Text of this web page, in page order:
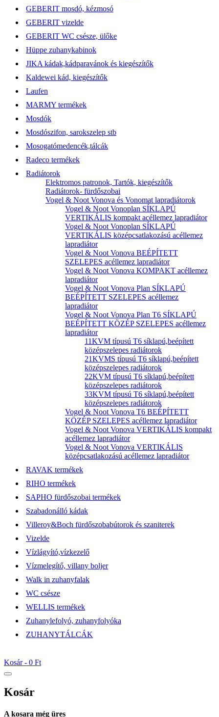
GEBERIT mosdó, kézmosó
GEBERIT vizelde
GEBERIT WC csésze, ülőke
Hüppe zuhanykabinok
JIKA kádak,kádparavánok és kiegészítők
Kaldewei kád, kiegészítők
Laufen
MARMY termékek
Mosdók
Mosdószifon, sarokszelep stb
Mosogatómedencék,tálcák
Radeco termékek
Radiátorok
Elektromos patronok, Tartók, kiegészítők
Radiátorok- fürdőszobai
Vogel & Noot Vonova és Vonomat lapradiátorok
Vogel & Noot Vonoplan SÍKLAPÚ
VERTIKÁLIS kompakt acéllemez lapradiátor
Vogel & Noot Vonoplan SÍKLAPÚ
VERTIKÁLIS középcsatlakozású acéllemez
lapradiátor
Vogel & Noot Vonova BEÉPÍTETT
SZELEPES acéllemez lapradiátor
Vogel & Noot Vonova KOMPAKT acéllemez
lapradiátor
Vogel & Noot Vonova Plan SÍKLAPÚ
BEÉPÍTETT SZELEPES acéllemez
lapradiátor
Vogel & Noot Vonova Plan T6 SÍKLAPÚ
BEÉPÍTETT KÖZÉP SZELEPES acéllemez
lapradiátor
11KVM típusú T6 síklapú,beépített
középszelepes radiátorok
21KVMS típusú T6 síklapú,beépített
középszelepes radiátorok
22KVM típusú T6 síklapú,beépített
középszelepes radiátorok
33KVM típusú T6 síklapú,beépített
középszelepes radiátorok
Vogel & Noot Vonova T6 BEÉPÍTETT
KÖZÉP SZELEPES acéllemez lapradiátor
Vogel & Noot Vonova VERTIKÁLIS kompakt
acéllemez lapradiátor
Vogel & Noot Vonova VERTIKÁLIS
középcsatlakozású acéllemez lapradiátor
RAVAK termékek
RIHO termékek
SAPHO fürdőszobai termékek
Szabadonálló kádak
Villeroy&Boch fürdőszobabútorok és szaniterek
Vizelde
Vízlágyító,vízkezelő
Vízmelegítő, villany boljer
Walk in zuhanyfalak
WC csésze
WELLIS termékek
Zuhanylefolyó, zuhanyfolyóka
ZUHANYTÁLCÁK
Kosár - 0 Ft
Kosár
A kosara még üres